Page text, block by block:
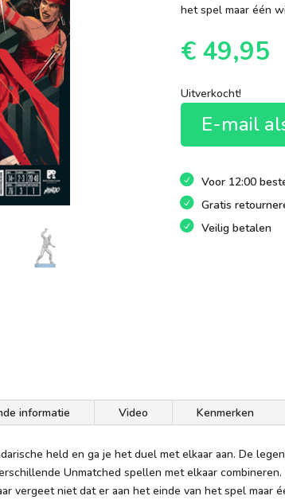
het spel maar één
€49,95
Uitverkocht!
E-mail
Voor 12:00
Gratis
Veilig betalen
informatie Video Kenmerken
held en ga je het duel met elkaar aan. De
Unmatched spellen met elkaar
vergeet niet dat er aan het einde van het spel maar